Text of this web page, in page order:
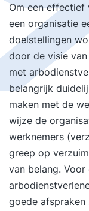
Om een effectief
een organisatie
doelstellingen
door de visie
met
belangrijk
maken met de
wijze de
werknemers
greep op
van belang.
goede afspraken